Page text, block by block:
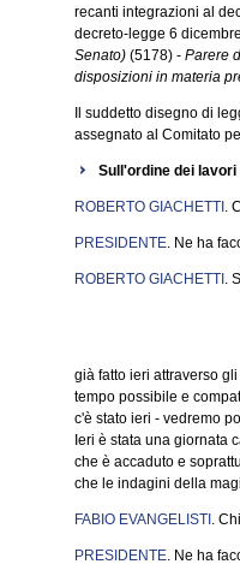
recanti integrazioni al
decreto-legge 6
Senato) (5178) - Parere
disposizioni in materia
Il suddetto disegno di
assegnato al Comitato
Sull'ordine dei lavori
ROBERTO GIACHETTI .
PRESIDENTE. Ne ha
ROBERTO GIACHETTI .
già fatto ieri attraverso
tempo possibile e
c'è stato ieri - vedremo
Ieri è stata una giornata
che è accaduto e
che le indagini della
FABIO EVANGELISTI .
PRESIDENTE. Ne ha